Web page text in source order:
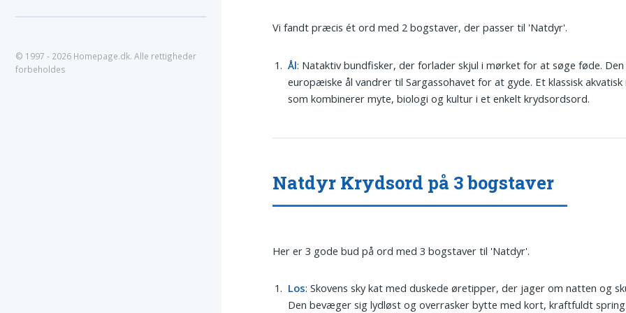
Vi fandt præcis ét ord med 2 bogstaver, der passer til 'Natdyr'.
Ål: Nataktiv bundfisker, der forlader skjul i mørket for at søge føde. Den
europæiske ål vandrer til Sargassohavet for at gyde. Et klassisk
som kombinerer myte, biologi og kultur i et enkelt krydsordsord.
Natdyr Krydsord på 3 bogstaver
Her er 3 gode bud på ord med 3 bogstaver til 'Natdyr'.
Los: Skovens sky kat med duskede øretipper, der jager om natten og
Den bevæger sig lydløst og overrasker bytte med kort, kraftfuldt
© 1997 - 2026 Homepage.dk. Alle rettigheder
forbeholdes